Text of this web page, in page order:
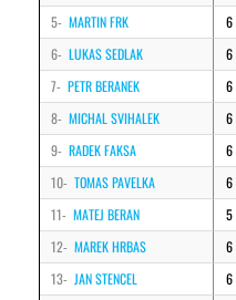
5- MARTIN FRK 6
6- LUKAS SEDLAK 6
7- PETR BERANEK 6
8- MICHAL SVIHALEK 6
9- RADEK FAKSA 6
10- TOMAS PAVELKA 6
11- MATEJ BERAN 5
12- MAREK HRBAS 6
13- JAN STENCEL 6